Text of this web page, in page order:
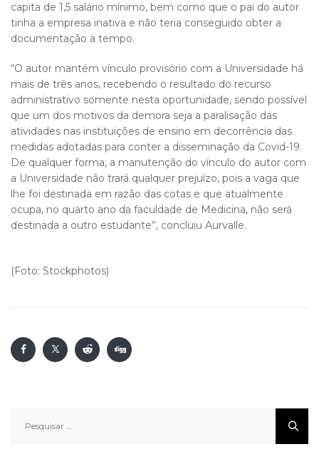
capita de 1,5 salário mínimo, bem como que o pai do autor
tinha a empresa inativa e não teria conseguido obter a
documentação a tempo.
“O autor mantém vínculo provisório com a Universidade há
mais de três anos, recebendo o resultado do recurso
administrativo somente nesta oportunidade, sendo possível
que um dos motivos da demora seja a paralisação das
atividades nas instituições de ensino em decorrência das
medidas adotadas para conter a disseminação da Covid-19.
De qualquer forma, a manutenção do vínculo do autor com
a Universidade não trará qualquer prejuízo, pois a vaga que
lhe foi destinada em razão das cotas e que atualmente
ocupa, no quarto ano da faculdade de Medicina, não será
destinada a outro estudante”, concluiu Aurvalle.
(Foto: Stockphotos)
por: